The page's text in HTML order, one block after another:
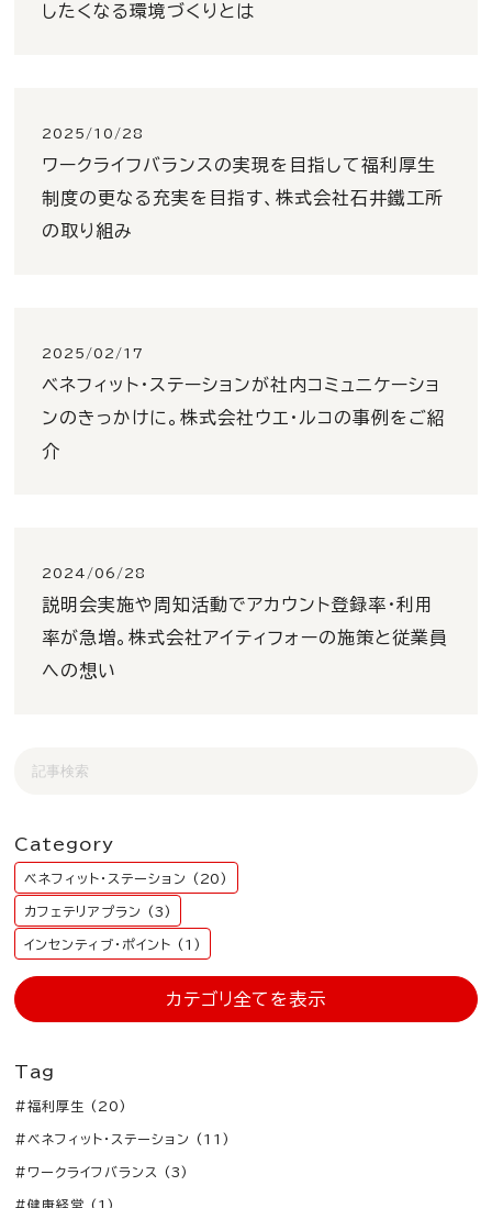
したくなる環境づくりとは
2025/10/28
ワークライフバランスの実現を目指して福利厚生
制度の更なる充実を目指す、株式会社石井鐵工所
の取り組み
2025/02/17
ベネフィット・ステーションが社内コミュニケーショ
ンのきっかけに。株式会社ウエ・ルコの事例をご紹
介
2024/06/28
説明会実施や周知活動でアカウント登録率・利用
率が急増。株式会社アイティフォーの施策と従業員
への想い
Category
ベネフィット・ステーション (20)
カフェテリアプラン (3)
インセンティブ・ポイント (1)
カテゴリ全てを表示
Tag
#福利厚生 (20)
#ベネフィット・ステーション (11)
#ワークライフバランス (3)
#健康経営 (1)